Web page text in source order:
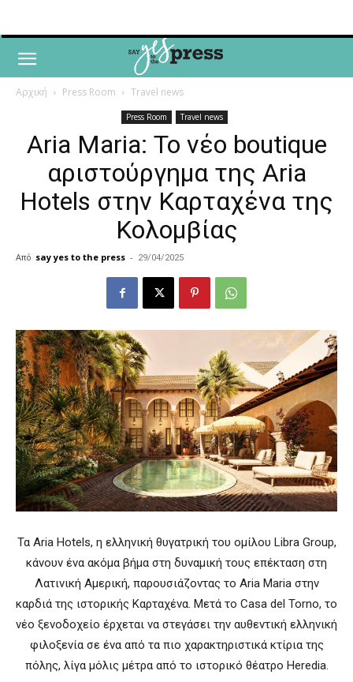
Αρχική Press Room Travel news
Press Room Travel news
Aria Maria: Το νέο boutique
αριστούργημα της Aria
Hotels στην Καρταχένα της
Κολομβίας
Από say yes to the press - 29/04/2025
Τα Aria Hotels, η ελληνική θυγατρική του ομίλου Libra Group,
κάνουν ένα ακόμα βήμα στη δυναμική τους επέκταση στη
Λατινική Αμερική, παρουσιάζοντας το Aria Maria στην
καρδιά της ιστορικής Καρταχένα. Μετά το Casa del Torno, το
νέο ξενοδοχείο έρχεται να στεγάσει την αυθεντική ελληνική
φιλοξενία σε ένα από τα πιο χαρακτηριστικά κτίρια της
πόλης, λίγα μόλις μέτρα από το ιστορικό θέατρο Heredia.